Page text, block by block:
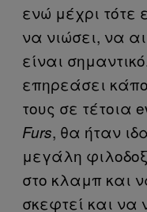
ενώ μέχρι τότε
να νιώσει, να
είναι
επηρεάσει
τους σε τέτοια
Furs, θα ήταν
μεγάλη
στο κλαμπ και
σκεφτεί και να